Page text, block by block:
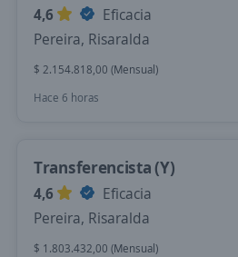
4,6
Eficacia
Pereira, Risaralda
$ 2.154.818,00 (Mensual)
Hace 6 horas
Transferencista (Y)
4,6
Eficacia
Pereira, Risaralda
$ 1.803.432,00 (Mensual)